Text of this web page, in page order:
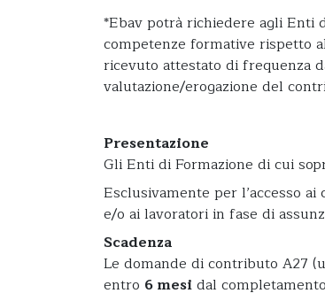
*Ebav potrà richiedere agli Enti
competenze formative rispetto
ricevuto attestato di frequenza
valutazione/erogazione del
Presentazione
Gli Enti di Formazione di cui
Esclusivamente per l’accesso
e/o ai lavoratori in fase di
Scadenza
Le domande di contributo A27
entro 6 mesidal